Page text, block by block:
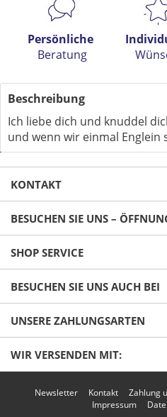
Ich habe die
Mit * gekennzeichnete
Senden
Persönliche
Beratung
Beschreibung
Ich liebe dich und knuddel
und wenn wir einmal Englein
KONTAKT
BESUCHEN SIE UNS –
SHOP SERVICE
BESUCHEN SIE UNS AUCH BEI
UNSERE ZAHLUNGSARTEN
WIR VERSENDEN MIT:
Newsletter Kontakt Zahlung
Impressum